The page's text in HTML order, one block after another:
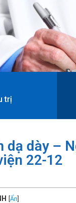
trị
dạ dày –
22-12
Ẩn